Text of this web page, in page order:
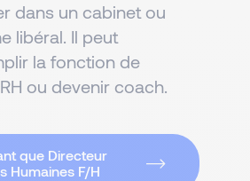
dans un cabinet ou
libéral. Il peut
la fonction de
ou devenir coach.
que Directeur
Humaines F/H